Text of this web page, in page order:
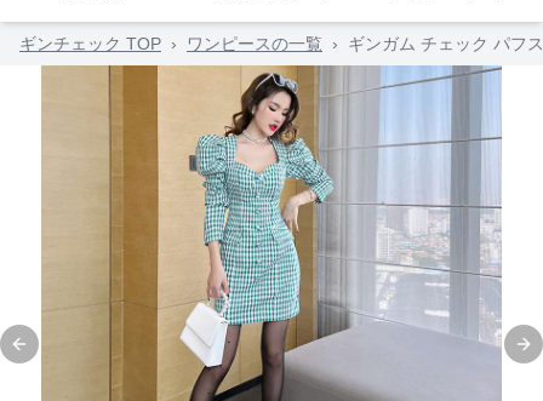
ギンチェック TOP › ワンピースの一覧 › ギンガム チェック パフ
Previous slide